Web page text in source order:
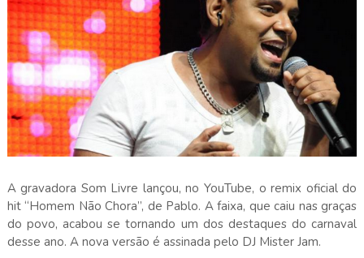
A gravadora Som Livre lançou, no YouTube, o remix oficial do
hit “Homem Não Chora”, de Pablo. A faixa, que caiu nas graças
do povo, acabou se tornando um dos destaques do carnaval
desse ano. A nova versão é assinada pelo DJ Mister Jam.